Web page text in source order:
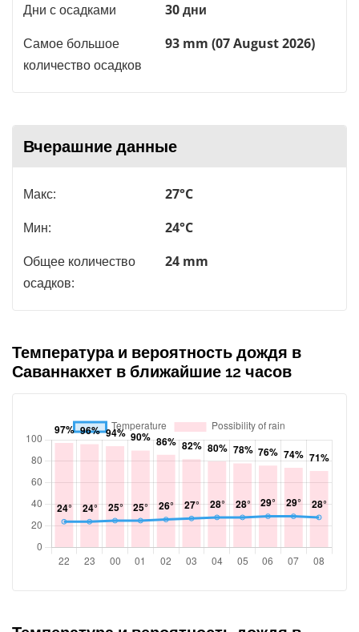
Дни с осадками
30 дни
Самое большое
количество осадков
93 mm (07 August 2026)
Вчерашние данные
Макс:
27°C
Мин:
24°C
Общее количество
осадков:
24 mm
Температура и вероятность дождя в
Саваннакхет в ближайшие 12 часов